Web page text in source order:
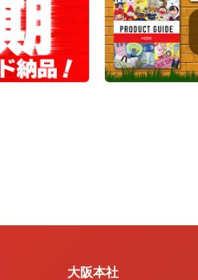
大阪本社